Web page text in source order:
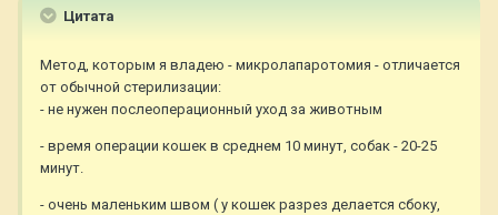
Цитата
Метод, которым я владею - микролапаротомия - отличается
от обычной стерилизации:
- не нужен послеоперационный уход за животным
- время операции кошек в среднем 10 минут, собак - 20-25
минут.
- очень маленьким швом ( у кошек разрез делается сбоку,